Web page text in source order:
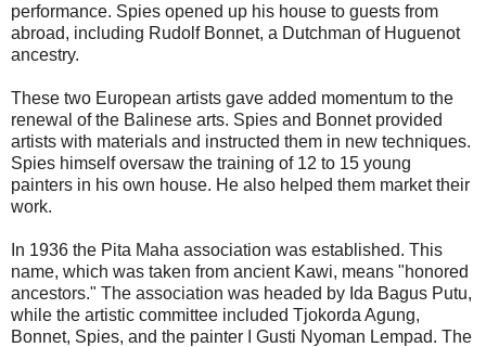
performance. Spies opened up his house to guests from
abroad, including Rudolf Bonnet, a Dutchman of Huguenot
ancestry.
These two European artists gave added momentum to the
renewal of the Balinese arts. Spies and Bonnet provided
artists with materials and instructed them in new techniques.
Spies himself oversaw the training of 12 to 15 young
painters in his own house. He also helped them market their
work.
In 1936 the Pita Maha association was established. This
name, which was taken from ancient Kawi, means "honored
ancestors." The association was headed by Ida Bagus Putu,
while the artistic committee included Tjokorda Agung,
Bonnet, Spies, and the painter I Gusti Nyoman Lempad. The